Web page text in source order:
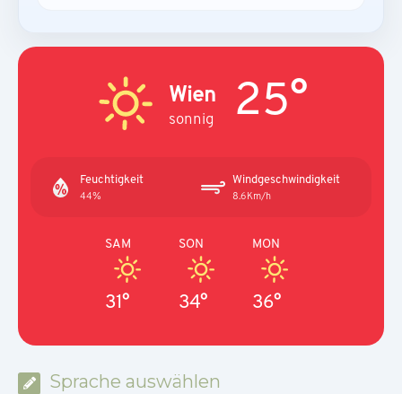
Wien
sonnig 25°
Feuchtigkeit
44%
Windgeschwindigkeit
8.6Km/h
SAM
31°
SON
34°
MON
36°
Sprache auswählen